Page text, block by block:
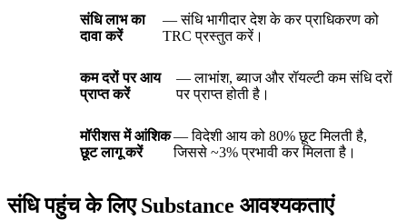
संधि लाभ का
दावा करें
— संधि भागीदार देश के कर प्राधिकरण को
TRC प्रस्तुत करें।
कम दरों पर आय
प्राप्त करें
— लाभांश, ब्याज और रॉयल्टी कम संधि दरों
पर प्राप्त होती है।
मॉरीशस में आंशिक
छूट लागू करें
— विदेशी आय को 80% छूट मिलती है,
जिससे ~3% प्रभावी कर मिलता है।
संधि पहुंच के लिए Substance आवश्यकताएं